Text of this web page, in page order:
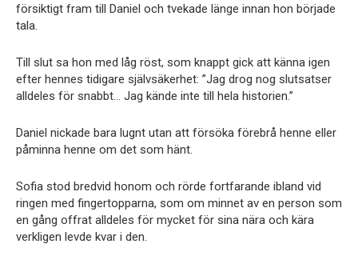
försiktigt fram till Daniel och tvekade länge innan hon började
tala.
Till slut sa hon med låg röst, som knappt gick att känna igen
efter hennes tidigare självsäkerhet: ”Jag drog nog slutsatser
alldeles för snabbt… Jag kände inte till hela historien.”
Daniel nickade bara lugnt utan att försöka förebrå henne eller
påminna henne om det som hänt.
Sofia stod bredvid honom och rörde fortfarande ibland vid
ringen med fingertopparna, som om minnet av en person som
en gång offrat alldeles för mycket för sina nära och kära
verkligen levde kvar i den.